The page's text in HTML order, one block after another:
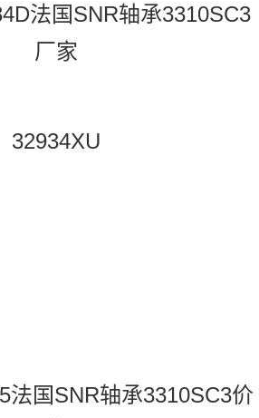
法国SNR轴承3310SC3
厂家
32934XU
法国SNR轴承3310SC3价